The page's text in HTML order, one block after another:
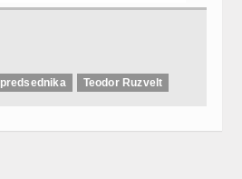
predsednika Teodor Ruzvelt